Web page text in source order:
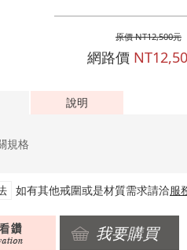
原價 NT12,500元
網路價
說明
規格
如有其他戒圍或是材質需求請洽服